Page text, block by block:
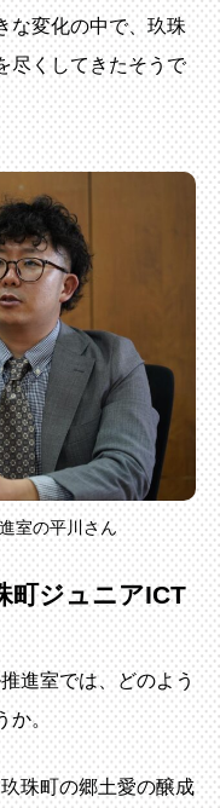
な変化の中で、玖珠
尽くしてきたそうで
室の平川さん
町ジュニアICT
進室では、どのよう
か。
珠町の郷土愛の醸成